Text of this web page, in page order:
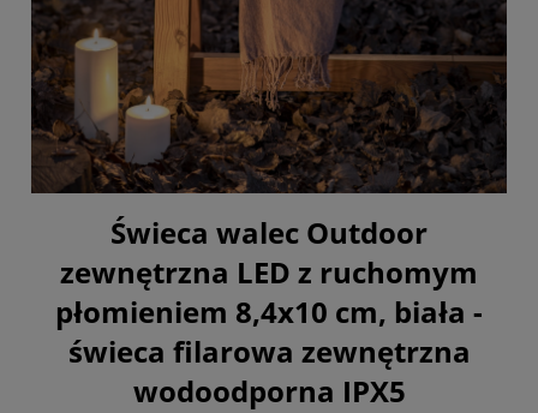
Świeca walec Outdoor
zewnętrzna LED z ruchomym
płomieniem 8,4x10 cm, biała -
świeca filarowa zewnętrzna
wodoodporna IPX5